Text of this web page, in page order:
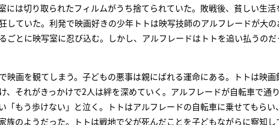
には切り取られたフィルムがうち捨てられていた。敗戦後、貧しい生
していた。利発で映画好きの少年トトは映写技師のアルフレードが大
ごとに映写室に忍び込む。しかし、アルフレードはトトを追い払うの
映画を観てしまう。子どもの悪事は親にばれる運命にある。トトは映
、それがきっかけで2人は絆を深めていく。アルフレードが自転車で通
「もう歩けない」と泣く。トトはアルフレードの自転車に乗せてもら
族のようだった。トトは戦地で父が死んだことを子どもながらに察知